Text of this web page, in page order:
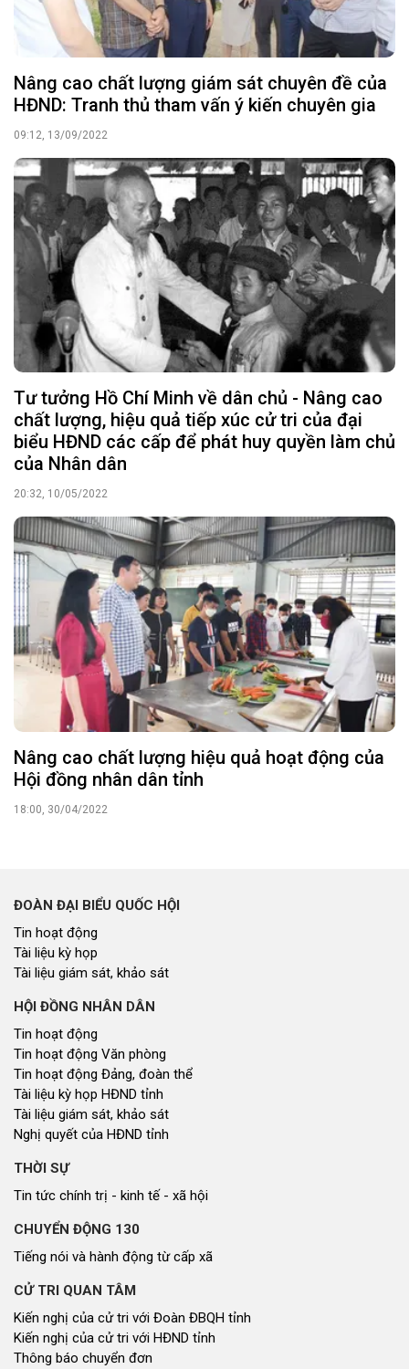
Nâng cao chất lượng giám sát chuyên đề của
HĐND: Tranh thủ tham vấn ý kiến chuyên gia
09:12, 13/09/2022
Tư tưởng Hồ Chí Minh về dân chủ - Nâng cao
chất lượng, hiệu quả tiếp xúc cử tri của đại
biểu HĐND các cấp để phát huy quyền làm chủ
của Nhân dân
20:32, 10/05/2022
Nâng cao chất lượng hiệu quả hoạt động của
Hội đồng nhân dân tỉnh
18:00, 30/04/2022
ĐOÀN ĐẠI BIỂU QUỐC HỘI
Tin hoạt động
Tài liệu kỳ họp
Tài liệu giám sát, khảo sát
HỘI ĐỒNG NHÂN DÂN
Tin hoạt động
Tin hoạt động Văn phòng
Tin hoạt động Đảng, đoàn thể
Tài liệu kỳ họp HĐND tỉnh
Tài liệu giám sát, khảo sát
Nghị quyết của HĐND tỉnh
THỜI SỰ
Tin tức chính trị - kinh tế - xã hội
CHUYỂN ĐỘNG 130
Tiếng nói và hành động từ cấp xã
CỬ TRI QUAN TÂM
Kiến nghị của cử tri với Đoàn ĐBQH tỉnh
Kiến nghị của cử tri với HĐND tỉnh
Thông báo chuyển đơn